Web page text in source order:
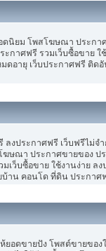
ดนิยม โพสโฆษณา ประกา
กาศฟรี รวมเว็บซื้อขาย ใ
ดอายุ เว็บประกาศฟรี ติด
งประกาศฟรี เว็บฟรีไม่จำ
ฆษณา ประกาศขายของ ป
เว็บซื้อขาย ใช้งานง่าย ล
าน คอนโด ที่ดิน ประกาศ
อดขายปัง โพสต์ขายของ